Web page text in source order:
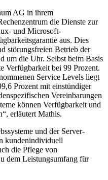
AG in ihrem
die Dienste zur
und Microsoft-
aus. Dies
störungsfreien Betrieb der
um die Uhr. Selbst beim Basis
Verfügbarkeit bei 99 Prozent.
Service Levels liegt
Prozent mit einstündiger
Vereinbarungen
können Verfügbarkeit und
erläutert Mathis.
und der Server-
kundenindividuell
die Pflege von
dem Leistungsumfang für